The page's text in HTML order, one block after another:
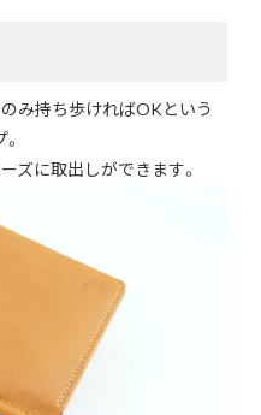
み持ち歩ければOKという
ズに取出しができます。